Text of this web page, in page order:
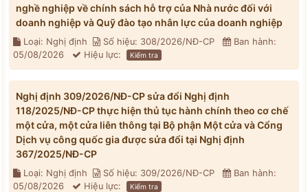
nghề nghiệp về chính sách hỗ trợ của Nhà nước đối với
doanh nghiệp và Quỹ đào tạo nhân lực của doanh nghiệp
Loại: Nghị định Số hiệu: 308/2026/NĐ-CP
Ban hành:
05/08/2026
Hiệu lực: Kiểm tra
Nghị định 309/2026/NĐ-CP sửa đổi Nghị định
118/2025/NĐ-CP thực hiện thủ tục hành chính theo cơ chế
một cửa, một cửa liên thông tại Bộ phận Một cửa và Cổng
Dịch vụ công quốc gia được sửa đổi tại Nghị định
367/2025/NĐ-CP
Loại: Nghị định Số hiệu: 309/2026/NĐ-CP
Ban hành:
05/08/2026
Hiệu lực: Kiểm tra